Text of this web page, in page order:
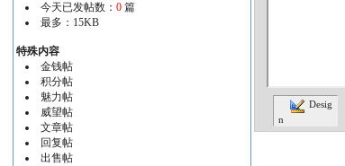
今天已发帖数： 0篇
最多：15KB
特殊内容
金钱帖
积分帖
魅力帖
威望帖
文章帖
回复帖
出售帖
Desig
n